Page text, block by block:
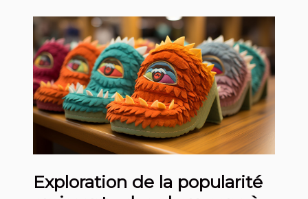
Exploration de la popularité